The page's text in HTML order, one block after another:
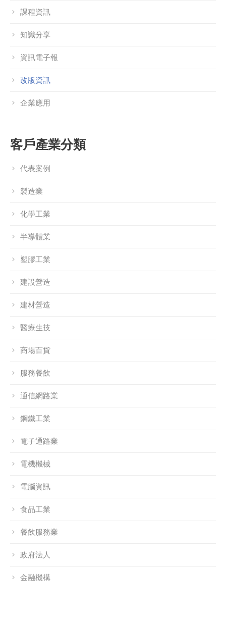
課程資訊
知識分享
資訊電子報
改版資訊
企業應用
客戶產業分類
代表案例
製造業
化學工業
半導體業
塑膠工業
建設營造
建材營造
醫療生技
商場百貨
服務餐飲
通信網路業
鋼鐵工業
電子通路業
電機機械
電腦資訊
食品工業
餐飲服務業
政府法人
金融機構